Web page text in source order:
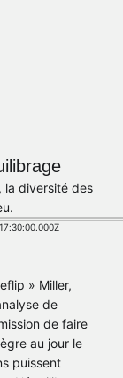
la diversité des
» Miller,
de
de faire
au jour le
puissent